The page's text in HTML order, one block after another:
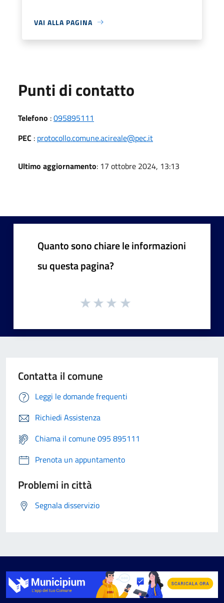
VAI ALLA PAGINA
Punti di contatto
Telefono :095895111
PEC : protocollo.comune.acireale@pec.it
Ultimo aggiornamento: 17 ottobre 2024, 13:13
Quanto sono chiare le informazioni
su questa pagina?
Contatta il comune
Leggi le domande frequenti
Richiedi Assistenza
Chiama il comune 095 895111
Prenota un appuntamento
Problemi in città
Segnala disservizio